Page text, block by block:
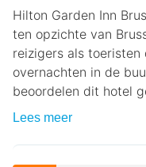
Hilton Garden Inn
ten opzichte van
reizigers als
overnachten in de
beoordelen dit hotel
Lees meer